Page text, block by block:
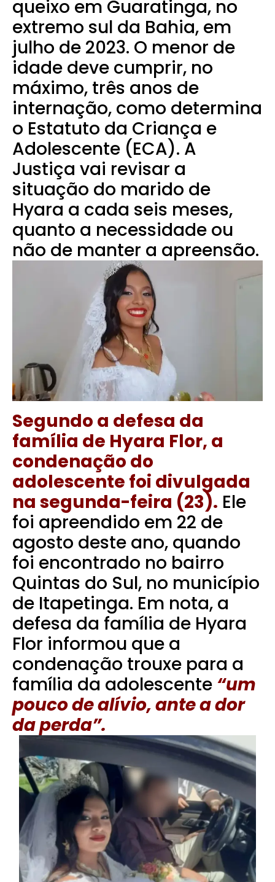
queixo em Guaratinga, no
extremo sul da Bahia, em
julho de 2023. O menor de
idade deve cumprir, no
máximo, três anos de
internação, como determina
o Estatuto da Criança e
Adolescente (ECA). A
Justiça vai revisar a
situação do marido de
Hyara a cada seis meses,
quanto a necessidade ou
não de manter a apreensão.
Segundo a defesa da
família de Hyara Flor, a
condenação do
adolescente foi divulgada
na segunda-feira (23). Ele
foi apreendido em 22 de
agosto deste ano, quando
foi encontrado no bairro
Quintas do Sul, no município
de Itapetinga. Em nota, a
defesa da família de Hyara
Flor informou que a
condenação trouxe para a
família da adolescente “um
pouco de alívio, ante a dor
da perda”.